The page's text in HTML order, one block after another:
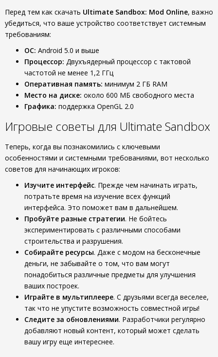
Перед тем как скачать Ultimate Sandbox: Mod Online, важно
убедиться, что ваше устройство соответствует системным
требованиям:
ОС: Android 5.0 и выше
Процессор: Двухъядерный процессор с тактовой
частотой не менее 1,2 ГГц
Оперативная память: минимум 2 ГБ RAM
Место на диске: около 600 МБ свободного места
Графика: поддержка OpenGL 2.0
Игровые советы для Ultimate Sandbox
Теперь, когда вы познакомились с ключевыми
особенностями и системными требованиями, вот несколько
советов для начинающих игроков:
Изучите интерфейс. Прежде чем начинать играть,
потратьте время на изучение всех функций
интерфейса. Это поможет вам в дальнейшем.
Пробуйте разные стратегии. Не бойтесь
экспериментировать с различными способами
строительства и разрушения.
Собирайте ресурсы. Даже с модом на бесконечные
деньги, не забывайте о том, что вам могут
понадобиться различные предметы для улучшения
ваших построек.
Играйте в мультиплеере. С друзьями всегда веселее,
так что не упустите возможность совместной игры!
Следите за обновлениями. Разработчики регулярно
добавляют новый контент, который может сделать
вашу игру еще интереснее.